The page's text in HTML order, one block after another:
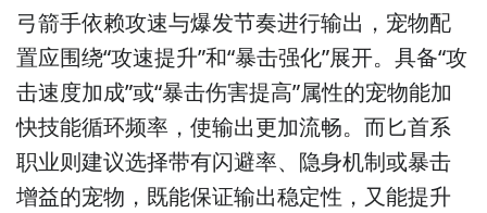
弓箭手依赖攻速与爆发节奏进行输出，宠物配
置应围绕“攻速提升”和“暴击强化”展开。具备“攻
击速度加成”或“暴击伤害提高”属性的宠物能加
快技能循环频率，使输出更加流畅。而匕首系
职业则建议选择带有闪避率、隐身机制或暴击
增益的宠物，既能保证输出稳定性，又能提升